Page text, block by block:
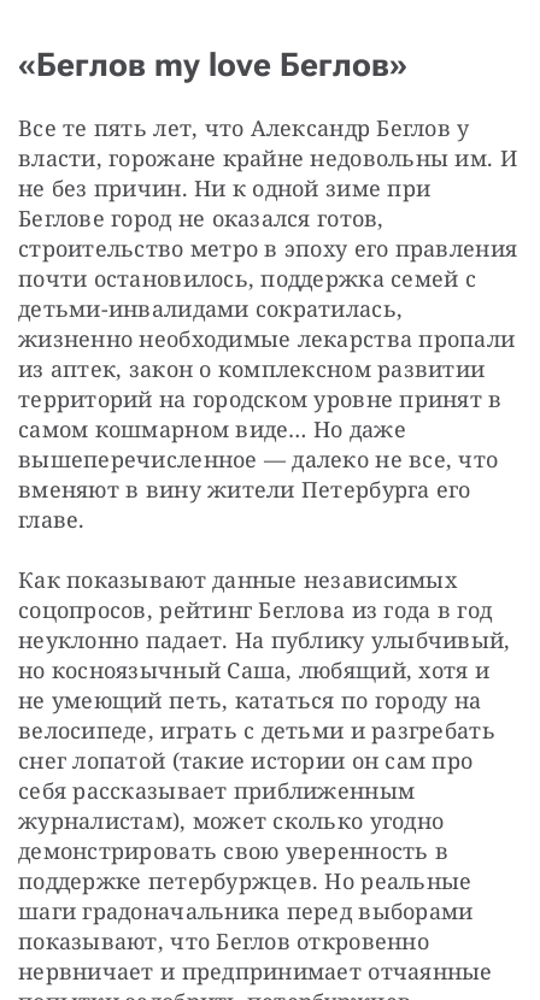
«Беглов my love Беглов»
Все те пять лет, что Александр Беглов у
власти, горожане крайне недовольны им. И
не без причин. Ни к одной зиме при
Беглове город не оказался готов,
строительство метро в эпоху его правления
почти остановилось, поддержка семей с
детьми-инвалидами сократилась,
жизненно необходимые лекарства пропали
из аптек, закон о комплексном развитии
территорий на городском уровне принят в
самом кошмарном виде… Но даже
вышеперечисленное — далеко не все, что
вменяют в вину жители Петербурга его
главе.
Как показывают данные независимых
соцопросов, рейтинг Беглова из года в год
неуклонно падает. На публику улыбчивый,
но косноязычный Саша, любящий, хотя и
не умеющий петь, кататься по городу на
велосипеде, играть с детьми и разгребать
снег лопатой (такие истории он сам про
себя рассказывает приближенным
журналистам), может сколько угодно
демонстрировать свою уверенность в
поддержке петербуржцев. Но реальные
шаги градоначальника перед выборами
показывают, что Беглов откровенно
нервничает и предпринимает отчаянные